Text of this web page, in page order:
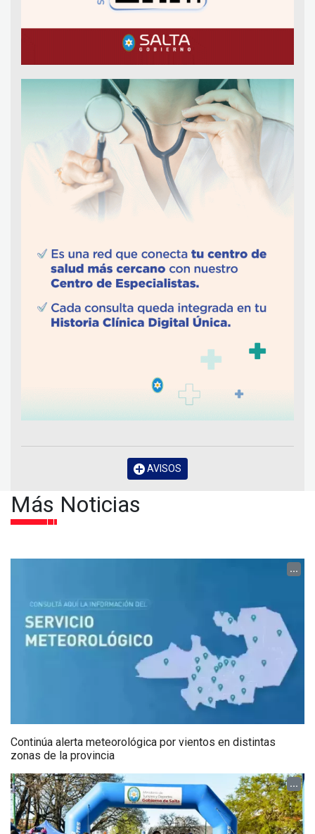
AVISOS
Más Noticias
...
Continúa alerta meteorológica por vientos en distintas
zonas de la provincia
...